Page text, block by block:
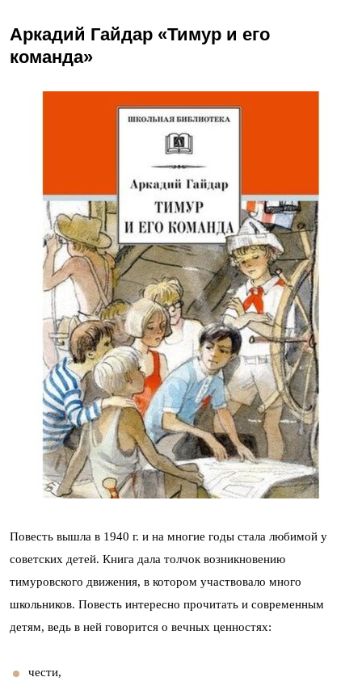
Аркадий Гайдар «Тимур и его
команда»
Повесть вышла в 1940 г. и на многие годы стала любимой у
советских детей. Книга дала толчок возникновению
тимуровского движения, в котором участвовало много
школьников. Повесть интересно прочитать и современным
детям, ведь в ней говорится о вечных ценностях:
чести,